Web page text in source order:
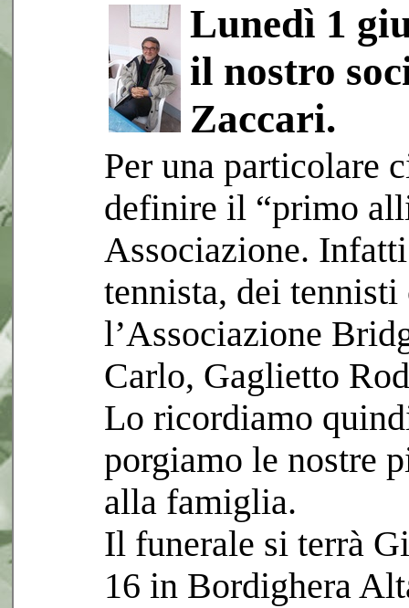
Lunedì 1
il nostro
Zaccari.
Per una particolare
definire il “primo
Associazione.
tennista, dei
l’Associazione
Carlo, Gaglietto
Lo ricordiamo
porgiamo le nostre
alla famiglia.
Il funerale si terrà
16 in Bordighera